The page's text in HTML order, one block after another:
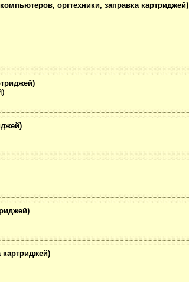
оргтехники, заправка картриджей)